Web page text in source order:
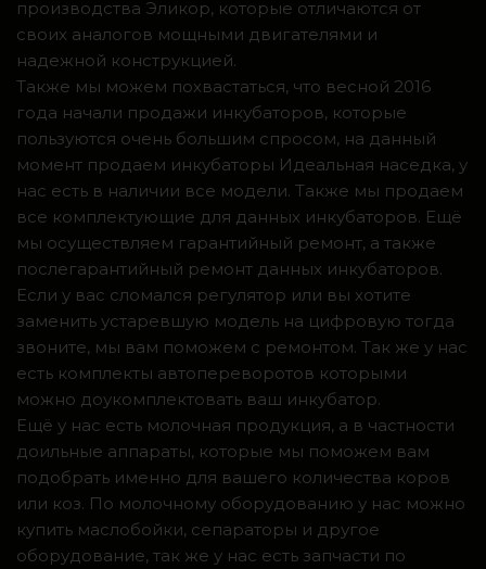
производства Эликор, которые отличаются от
своих аналогов мощными двигателями и
надежной конструкцией.
Также мы можем похвастаться, что весной 2016
года начали продажи инкубаторов, которые
пользуются очень большим спросом, на данный
момент продаем инкубаторы Идеальная наседка, у
нас есть в наличии все модели. Также мы продаем
все комплектующие для данных инкубаторов. Ещё
мы осуществляем гарантийный ремонт, а также
послегарантийный ремонт данных инкубаторов.
Если у вас сломался регулятор или вы хотите
заменить устаревшую модель на цифровую тогда
звоните, мы вам поможем с ремонтом. Так же у нас
есть комплекты автопереворотов которыми
можно доукомплектовать ваш инкубатор.
Ещё у нас есть молочная продукция, а в частности
доильные аппараты, которые мы поможем вам
подобрать именно для вашего количества коров
или коз. По молочному оборудованию у нас можно
купить маслобойки, сепараторы и другое
оборудование, так же у нас есть запчасти по